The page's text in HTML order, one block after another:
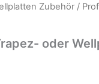
Zubehör /
oder